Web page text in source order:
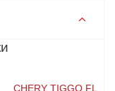
CHERY TIGGO FL